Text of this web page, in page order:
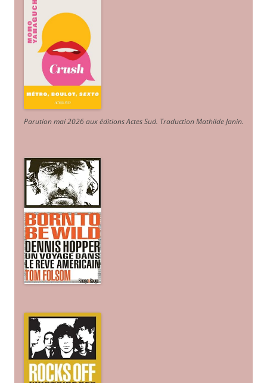
Parution mai 2026 aux éditions Actes Sud. Traduction Mathilde Janin.